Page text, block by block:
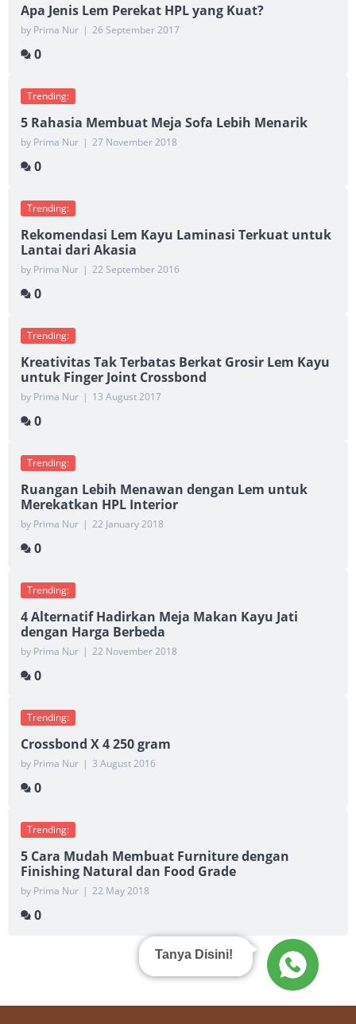
Apa Jenis Lem Perekat HPL yang Kuat?
by Prima Nur | 26 September 2017
0
Trending:
5 Rahasia Membuat Meja Sofa Lebih Menarik
by Prima Nur | 27 November 2018
0
Trending:
Rekomendasi Lem Kayu Laminasi Terkuat untuk
Lantai dari Akasia
by Prima Nur | 22 September 2016
0
Trending:
Kreativitas Tak Terbatas Berkat Grosir Lem Kayu
untuk Finger Joint Crossbond
by Prima Nur | 13 August 2017
0
Trending:
Ruangan Lebih Menawan dengan Lem untuk
Merekatkan HPL Interior
by Prima Nur | 22 January 2018
0
Trending:
4 Alternatif Hadirkan Meja Makan Kayu Jati
dengan Harga Berbeda
by Prima Nur | 22 November 2018
0
Trending:
Crossbond X 4 250 gram
by Prima Nur | 3 August 2016
0
Trending:
5 Cara Mudah Membuat Furniture dengan
Finishing Natural dan Food Grade
by Prima Nur | 22 May 2018
0
Tanya Disini!